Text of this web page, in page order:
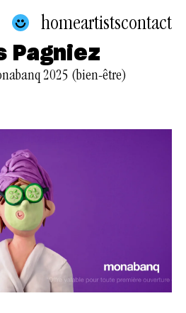
homeartistscontact
Pagniez
2025 (bien-être)